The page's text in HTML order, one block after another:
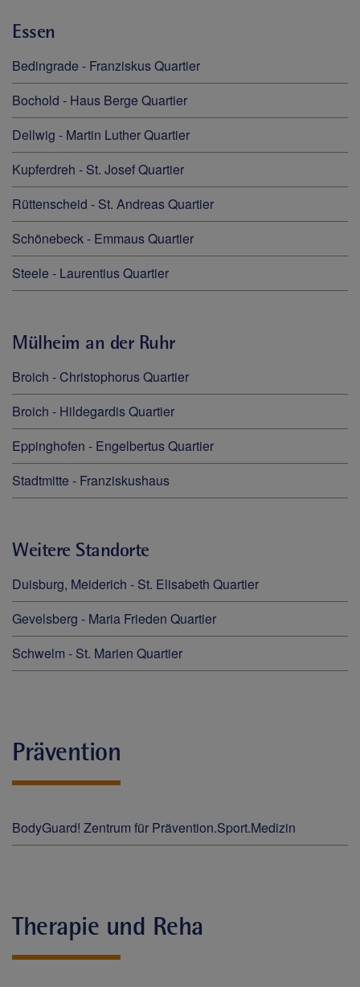
Essen
Bedingrade - Franziskus Quartier
Bochold - Haus Berge Quartier
Dellwig - Martin Luther Quartier
Kupferdreh - St. Josef Quartier
Rüttenscheid - St. Andreas Quartier
Schönebeck - Emmaus Quartier
Steele - Laurentius Quartier
Mülheim an der Ruhr
Broich - Christophorus Quartier
Broich - Hildegardis Quartier
Eppinghofen - Engelbertus Quartier
Stadtmitte - Franziskushaus
Weitere Standorte
Duisburg, Meiderich - St. Elisabeth Quartier
Gevelsberg - Maria Frieden Quartier
Schwelm - St. Marien Quartier
Prävention
BodyGuard! Zentrum für Prävention.Sport.Medizin
Therapie und Reha